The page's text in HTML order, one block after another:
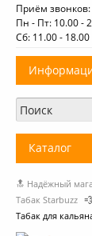
Приём звонков:
Пн - Пт: 10.00 -
Cб: 11.00 - 18.00
О нас
Доставка
Обзоры
Каталог
Табак для
Уголь для
🔝 Надёжный
Табак Starbuzz 💨
Табак для